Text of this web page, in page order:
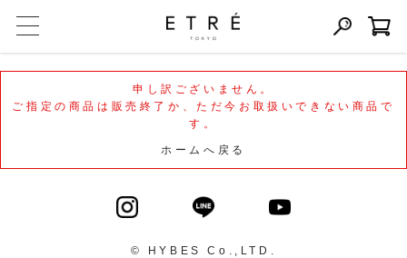
申し訳ございません。
ご指定の商品は販売終了か、ただ今お取扱いできない商品で
す。
ホームへ戻る
© HYBES Co.,LTD.